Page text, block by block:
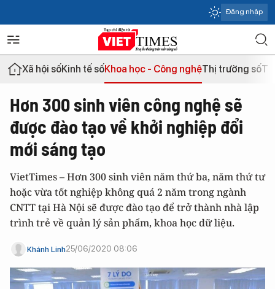
Đăng nhập
Xã hội sốKinh tế sốKhoa học - Công nghệThị trường số
Hơn 300 sinh viên công nghệ sẽ
được đào tạo về khởi nghiệp đổi
mới sáng tạo
VietTimes – Hơn 300 sinh viên năm thứ ba, năm thứ tư
hoặc vừa tốt nghiệp không quá 2 năm trong ngành
CNTT tại Hà Nội sẽ được đào tạo để trở thành nhà lập
trình trẻ về quản lý sản phẩm, khoa học dữ liệu.
Khánh Linh25/06/2020 08:06